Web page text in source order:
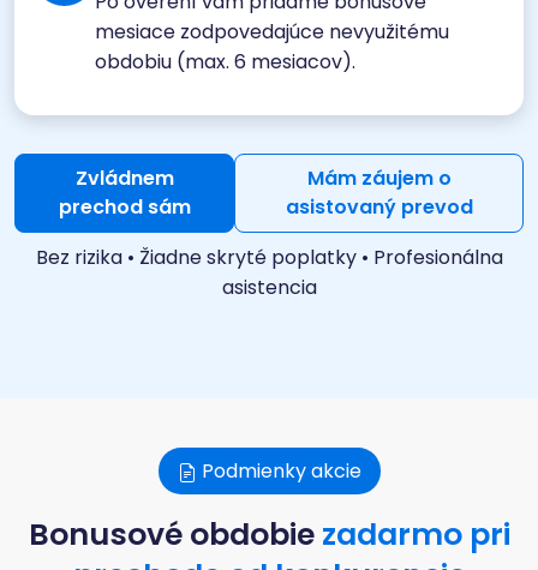
mesiace zodpovedajúce nevyužitému
obdobiu (max. 6 mesiacov).
Zvládnem
prechod sám
Mám záujem o
asistovaný prevod
Bez rizika • Žiadne skryté poplatky • Profesionálna
asistencia
Podmienky akcie
Bonusové obdobie zadarmo pri